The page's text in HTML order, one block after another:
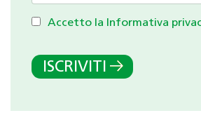
Accetto la Informativa
ISCRIVITI